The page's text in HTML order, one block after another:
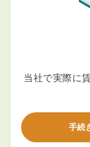
当社で実際に
手続